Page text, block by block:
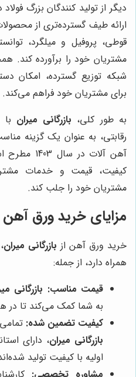
دیگر از تولید کنندگان بزرگ
ارائه طیف گسترده‌تری از
قوطی، پروفیل و میلگرد،
مشتریان خود را برآورده کند.
شبکه توزیع گسترده، امکان
برای مشتریان خود فراهم می‌کند.
به طور کلی، بازرگانی میران
رقابتی، به عنوان یک گزینه
آهن آلات
کیفیت، قیمت و خدمات
مشتریان خود را جلب کند.
مزایای خرید ورق آهن
خرید ورق آهن از بازرگانی میران
همراه دارد، از جمله:
قیمت مناسب: بازرگانی
به شما کمک می‌کند تا در
کیفیت تضمین شده:
بازرگانی میران، دارای
اولیه با کیفیت تولید